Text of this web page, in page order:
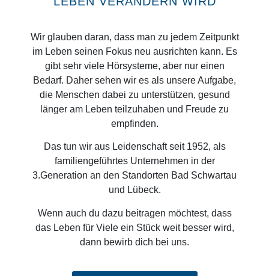
Wir glauben daran, dass man zu jedem Zeitpunkt
im Leben seinen Fokus neu ausrichten kann. Es
gibt sehr viele Hörsysteme, aber nur einen
Bedarf. Daher sehen wir es als unsere Aufgabe,
die Menschen dabei zu unterstützen, gesund
länger am Leben teilzuhaben und Freude zu
empfinden.
Das tun wir aus Leidenschaft seit 1952, als
familiengeführtes Unternehmen in der
3.Generation an den Standorten Bad Schwartau
und Lübeck.
Wenn auch du dazu beitragen möchtest, dass
das Leben für Viele ein Stück weit besser wird,
dann bewirb dich bei uns.